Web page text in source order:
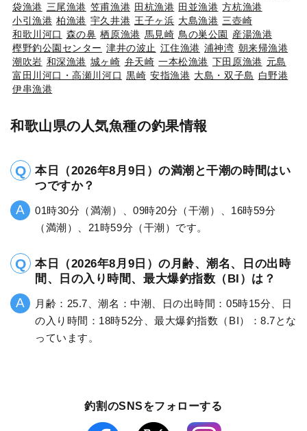
袋漁港 三尾漁港 笠甫漁港 田杭漁港 田並漁港 方杭漁港
小引漁港 柏漁港 宇久井港 王子ヶ浜 大島漁港 三壺崎
和歌川河口 森の鼻 栖原漁港 馬見崎 鳥の巣公園 産湯漁港
樫野釣公園センター 津井の波止 江住漁港 浦神湾 朝来帰漁港
潮吹岩 和深漁港 城ヶ崎 弁天崎 一本松漁港 下田原漁港 元島
富田川河口・高瀬川河口 黒崎 安指漁港 大島・双子島 白野港
伊串漁港
和歌山県の人気魚種の釣果情報
本日（2026年8月9日）の満潮と干潮の時間はい
つですか？
01時30分（満潮）、09時20分（干潮）、16時59分
（満潮）、21時59分（干潮）です。
本日（2026年8月9日）の月齢、潮名、日の出時
間、日の入り時間、最大爆釣指数（BI）は？
月齢：25.7、潮名：中潮、日の出時間：05時15分、日
の入り時間：18時52分、最大爆釣指数（BI）：8.7とな
っています。
釣割のSNSをフォローする